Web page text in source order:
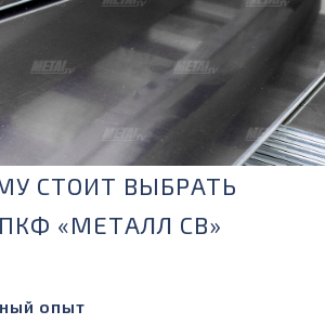
СТОИТ ВЫБРАТЬ
«МЕТАЛЛ СВ»
опыт